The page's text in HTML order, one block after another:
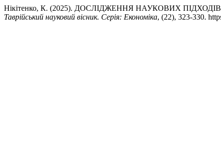
Нікітенко, К. (2025). ДОСЛІДЖЕННЯ НАУКОВИХ
Таврійський науковий вісник. Серія: Економіка, (22), 323-330.